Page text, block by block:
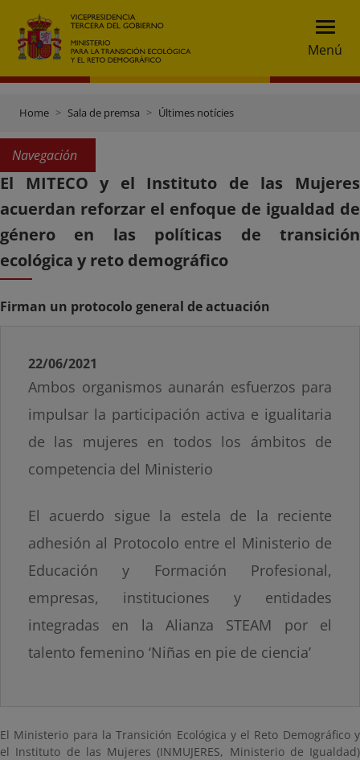
Menú
Home Sala de premsa Últimes notícies
Navegación
El MITECO y el Instituto de las Mujeres
acuerdan reforzar el enfoque de igualdad de
género en las políticas de transición
ecológica y reto demográfico
Firman un protocolo general de actuación
22/06/2021
Ambos organismos aunarán esfuerzos para
impulsar la participación activa e igualitaria
de las mujeres en todos los ámbitos de
competencia del Ministerio
El acuerdo sigue la estela de la reciente
adhesión al Protocolo entre el Ministerio de
Educación y Formación Profesional,
empresas, instituciones y entidades
integradas en la Alianza STEAM por el
talento femenino ‘Niñas en pie de ciencia’
El Ministerio para la Transición Ecológica y el Reto Demográfico y
el Instituto de las Mujeres (INMUJERES, Ministerio de Igualdad)